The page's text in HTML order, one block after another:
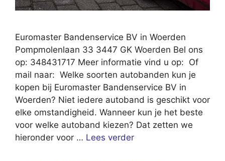
Euromaster Bandenservice BV in Woerden
Pompmolenlaan 33 3447 GK Woerden Bel ons
op: 348431717 Meer informatie vind u op: Of
mail naar: Welke soorten autobanden kun je
kopen bij Euromaster Bandenservice BV in
Woerden? Niet iedere autoband is geschikt voor
elke omstandigheid. Wanneer kun je het beste
voor welke autoband kiezen? Dat zetten we
hieronder voor … Lees verder